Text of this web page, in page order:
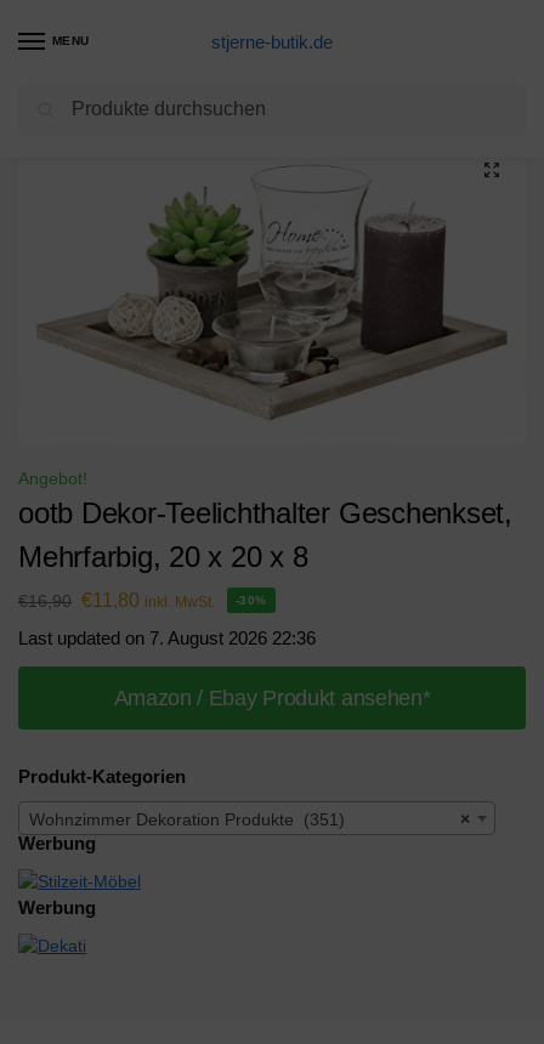
MENU stjerne-butik.de
Wohnzimmer Dekoration Produkte
Angebot!
ootb Dekor-Teelichthalter Geschenkset,
Mehrfarbig, 20 x 20 x 8
€16,90 €11,80 inkl. MwSt. -30%
Last updated on 7. August 2026 22:36
Amazon / Ebay Produkt ansehen*
Produkt-Kategorien
×
Wohnzimmer Dekoration Produkte (351)
Werbung
Werbung